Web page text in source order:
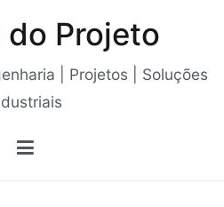
do Projeto
| Projetos | Soluções